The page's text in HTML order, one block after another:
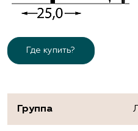
Где купить?
Группа